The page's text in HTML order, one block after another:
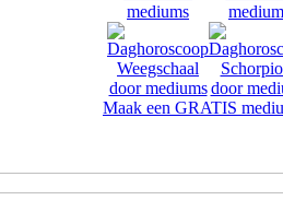
Maak een GRATIS